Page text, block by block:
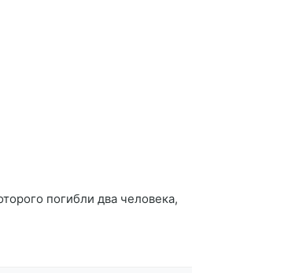
погибли два человека,